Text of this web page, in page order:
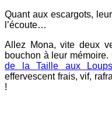
Quant aux escargots,
l’écoute…
Allez Mona, vite deux
bouchon à leur mémoire.
de la Taille aux Loups
effervescent frais, vif,
!